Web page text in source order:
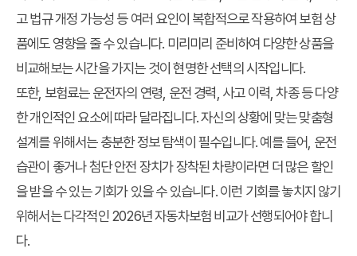
고 법규 개정 가능성 등 여러 요인이 복합적으로 작용하여 보험 상
품에도 영향을 줄 수 있습니다. 미리미리 준비하여 다양한 상품을
비교해보는 시간을 가지는 것이 현명한 선택의 시작입니다.
또한, 보험료는 운전자의 연령, 운전 경력, 사고 이력, 차종 등 다양
한 개인적인 요소에 따라 달라집니다. 자신의 상황에 맞는 맞춤형
설계를 위해서는 충분한 정보 탐색이 필수입니다. 예를 들어, 운전
습관이 좋거나 첨단 안전 장치가 장착된 차량이라면 더 많은 할인
을 받을 수 있는 기회가 있을 수 있습니다. 이런 기회를 놓치지 않기
위해서는 다각적인 2026년 자동차보험 비교가 선행되어야 합니
다.